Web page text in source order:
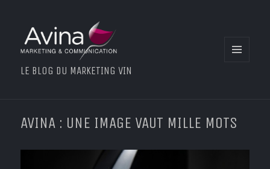
LE BLOG DU MARKETING VIN
AVINA : UNE IMAGE VAUT MILLE MOTS